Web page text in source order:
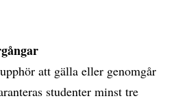
att gälla eller genomgår
studenter minst tre